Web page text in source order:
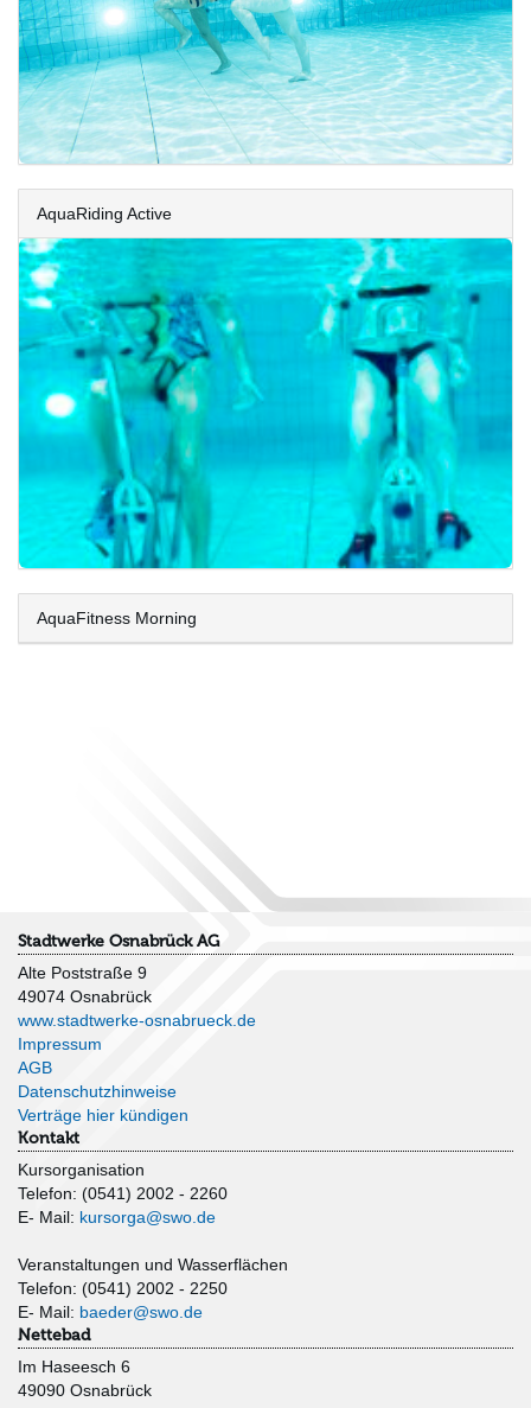
AquaRiding Active
AquaFitness Morning
Stadtwerke Osnabrück AG
Alte Poststraße 9
49074 Osnabrück
www.stadtwerke-osnabrueck.de
Impressum
AGB
Datenschutzhinweise
Verträge hier kündigen
Kontakt
Kursorganisation
Telefon: (0541) 2002 - 2260
E- Mail: kursorga@swo.de
Veranstaltungen und Wasserflächen
Telefon: (0541) 2002 - 2250
E- Mail: baeder@swo.de
Nettebad
Im Haseesch 6
49090 Osnabrück